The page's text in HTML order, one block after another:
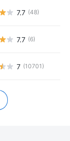
7.7 (48)
7.7 (6)
7 (10701)